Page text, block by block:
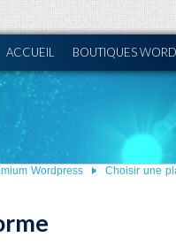
ACCUEIL BOUTIQUES
Wordpress
Choisir une